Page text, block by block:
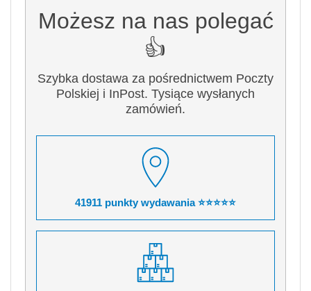
Możesz na nas polegać
👍
Szybka dostawa za pośrednictwem Poczty
Polskiej i InPost. Tysiące wysłanych
zamówień.
41911 punkty wydawania ⭐⭐⭐⭐⭐